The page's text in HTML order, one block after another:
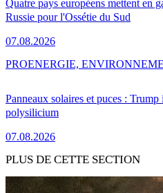
Quatre pays européens mettent en
Russie pour l'Ossétie du Sud
07.08.2026
Panneaux solaires et puces :
polysilicium
07.08.2026
PROENERGIE,
PLUS DE CETTE SECTION